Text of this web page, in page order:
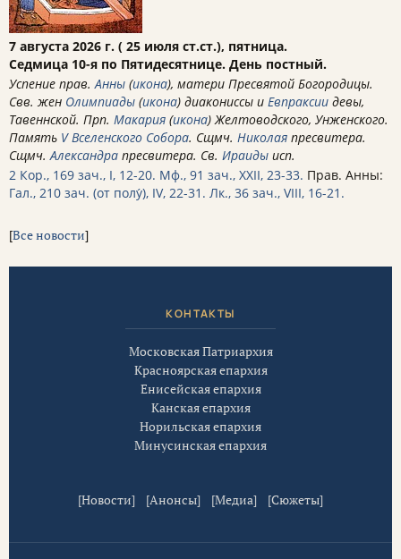
7 августа 2026 г. ( 25 июля ст.ст.), пятница.
Седмица 10-я по Пятидесятнице. День постный.
Успение прав. Анны (икона), матери Пресвятой Богородицы.
Свв. жен Олимпиады (икона) диакониссы и Евпраксии девы,
Тавеннской. Прп. Макария (икона) Желтоводского, Унженского.
Память V Вселенского Собора. Сщмч. Николая пресвитера.
Сщмч. Александра пресвитера. Св. Ираиды исп.
2 Кор., 169 зач., I, 12-20. Мф., 91 зач., XXII, 23-33. Прав. Анны:
Гал., 210 зач. (от полу́), IV, 22-31. Лк., 36 зач., VIII, 16-21.
[Все новости]
КОНТАКТЫ
Московская Патриархия
Красноярская епархия
Енисейская епархия
Канская епархия
Норильская епархия
Минусинская епархия
[Новости] [Анонсы] [Медиа] [Сюжеты]